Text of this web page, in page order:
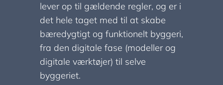
lever op til gældende regler, og er i
det hele taget med til at skabe
bæredygtigt og funktionelt byggeri,
fra den digitale fase (modeller og
digitale værktøjer) til selve
byggeriet.